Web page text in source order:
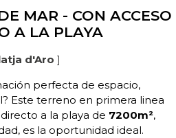
MAR - CON ACCESO
A LA PLAYA
d'Aro ]
perfecta de espacio,
Este terreno en primera linea
a la playa de 7200m²,
es la oportunidad ideal.